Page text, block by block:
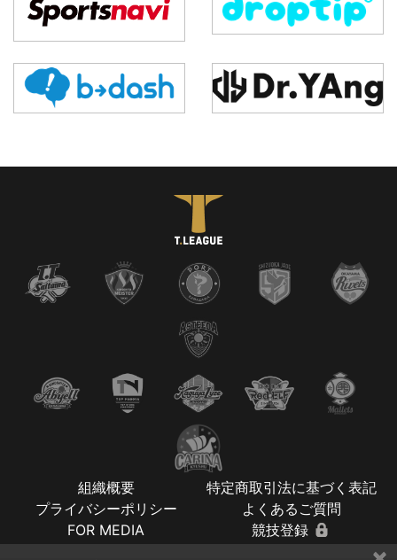
組織概要
特定商取引法に基づく表記
プライバシーポリシー
よくあるご質問
FOR MEDIA
競技登録